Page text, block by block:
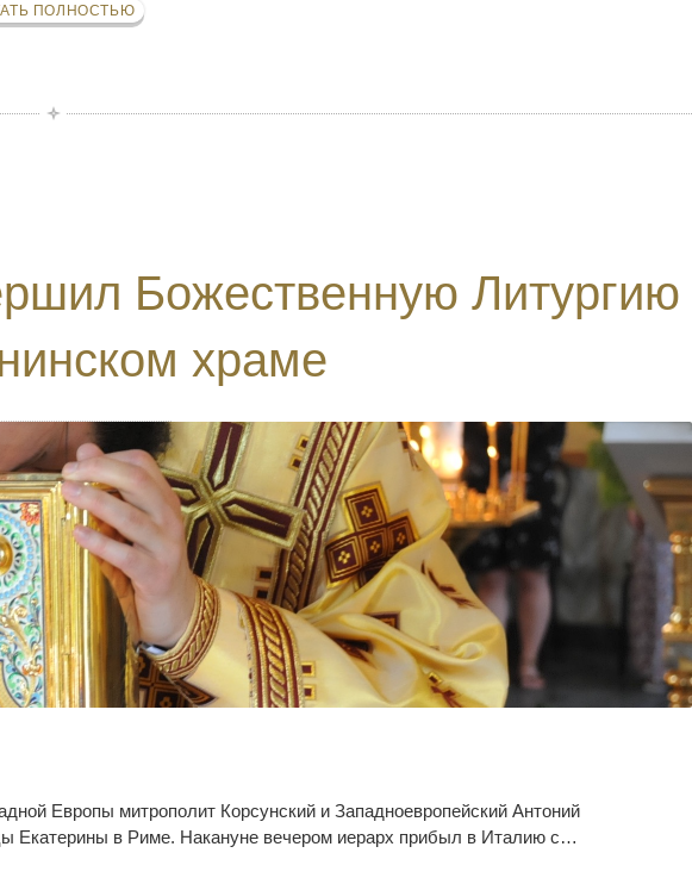
ПОЛНОСТЬЮ
Божественную Литургию
храме
Европы митрополит Корсунский и Западноевропейский Антоний
Екатерины в Риме. Накануне вечером иерарх прибыл в Италию с…